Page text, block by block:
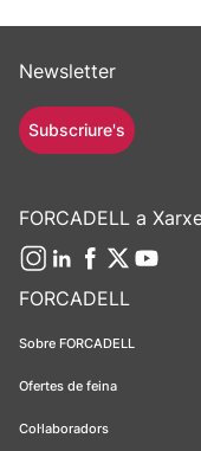
FORCADELL
Sobre FORCADELL
Ofertes de feina
Col·laboradors
Newsletter
Subscriure's
FORCADELL a